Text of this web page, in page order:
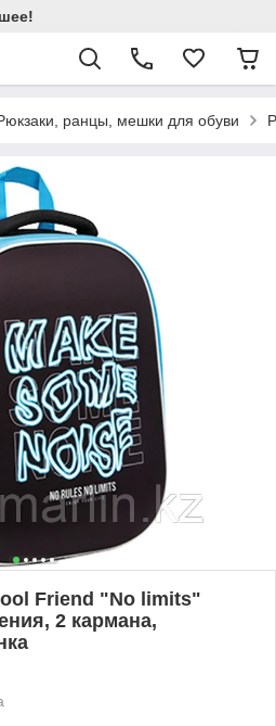
ранцы, мешки для обуви
Friend "No limits"
2 кармана,